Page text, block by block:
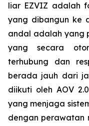
liar EZVIZ adalah
yang dibangun ke
andal adalah yang
yang secara
terhubung dan
berada jauh dari
diikuti oleh AOV
yang menjaga
dengan perawatan